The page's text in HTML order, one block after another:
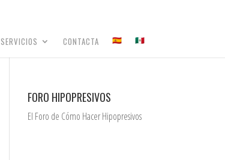
SERVICIOS CONTACTA
FORO HIPOPRESIVOS
El Foro de Cómo Hacer Hipopresivos